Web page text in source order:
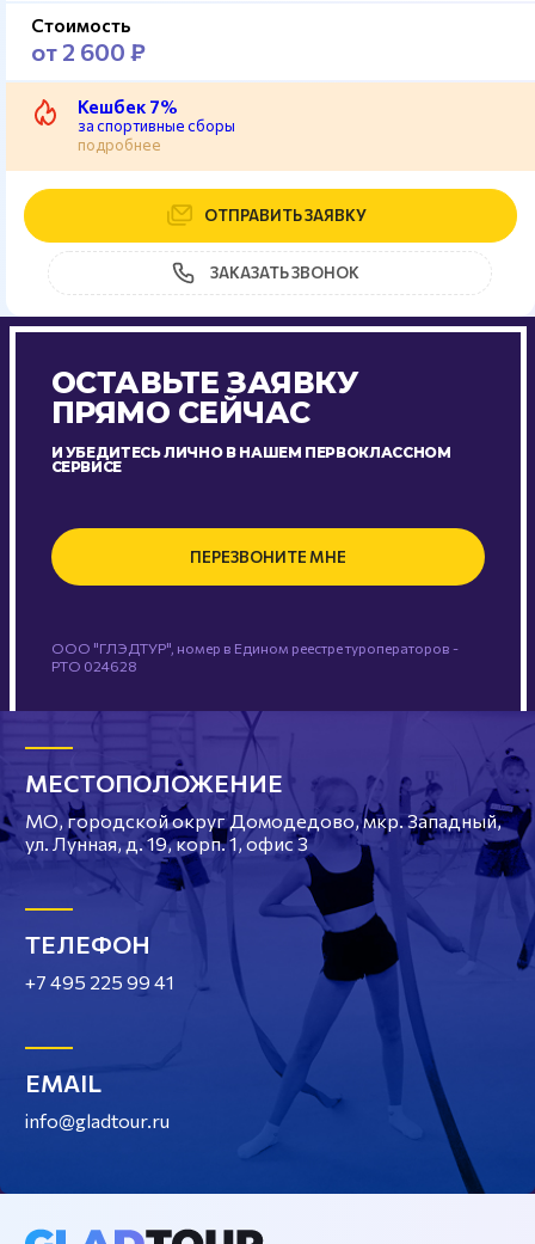
Стоимость
от 2 600 ₽
Кешбек 7%
за спортивные сборы
подробнее
ОТПРАВИТЬ ЗАЯВКУ
ЗАКАЗАТЬ ЗВОНОК
ОСТАВЬТЕ ЗАЯВКУ
ПРЯМО СЕЙЧАС
И УБЕДИТЕСЬ ЛИЧНО В НАШЕМ ПЕРВОКЛАССНОМ
СЕРВИСЕ
ПЕРЕЗВОНИТЕ МНЕ
ООО "ГЛЭДТУР", номер в Едином реестре туроператоров -
РТО 024628
МЕСТОПОЛОЖЕНИЕ
МО, городской округ Домодедово, мкр. Западный,
ул. Лунная, д. 19, корп. 1, офис 3
ТЕЛЕФОН
+7 495 225 99 41
EMAIL
info@gladtour.ru